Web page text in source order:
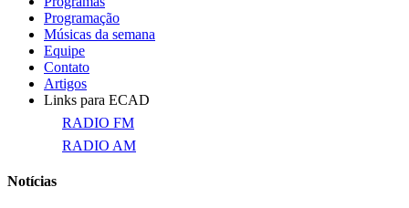
Programação
Músicas da semana
Equipe
Contato
Artigos
Links para ECAD
RADIO FM
RADIO AM
Notícias